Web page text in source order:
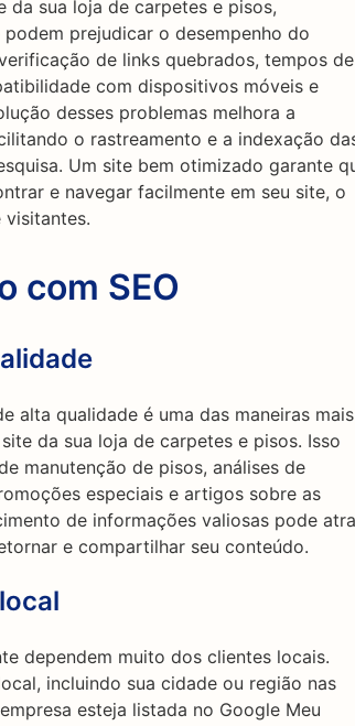
da sua loja de carpetes e pisos,
prejudicar o desempenho do
de links quebrados, tempos de
com dispositivos móveis e
desses problemas melhora a
o rastreamento e a indexação
Um site bem otimizado garante
e navegar facilmente em seu site, o
com SEO
alta qualidade é uma das maneiras mais
da sua loja de carpetes e pisos. Isso
manutenção de pisos, análises de
especiais e artigos sobre as
de informações valiosas pode
e compartilhar seu conteúdo.
dependem muito dos clientes locais.
incluindo sua cidade ou região nas
esteja listada no Google Meu